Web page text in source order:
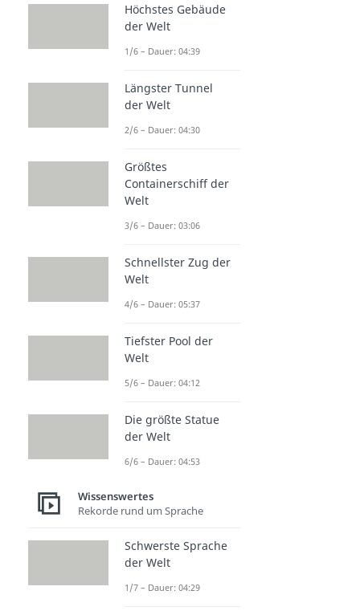
Höchstes Gebäude
der Welt
1/6 – Dauer: 04:39
Längster Tunnel
der Welt
2/6 – Dauer: 04:30
Größtes
Containerschiff der
Welt
3/6 – Dauer: 03:06
Schnellster Zug der
Welt
4/6 – Dauer: 05:37
Tiefster Pool der
Welt
5/6 – Dauer: 04:12
Die größte Statue
der Welt
6/6 – Dauer: 04:53
Wissenswertes
Rekorde rund um Sprache
Schwerste Sprache
der Welt
1/7 – Dauer: 04:29